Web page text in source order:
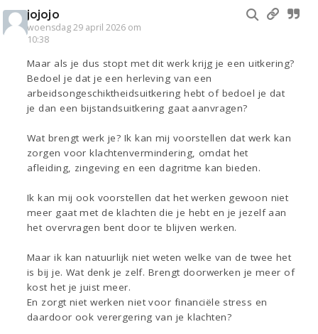
jojojo
woensdag 29 april 2026 om
10:38
Maar als je dus stopt met dit werk krijg je een uitkering?
Bedoel je dat je een herleving van een
arbeidsongeschiktheidsuitkering hebt of bedoel je dat
je dan een bijstandsuitkering gaat aanvragen?
Wat brengt werk je? Ik kan mij voorstellen dat werk kan
zorgen voor klachtenvermindering, omdat het
afleiding, zingeving en een dagritme kan bieden.
Ik kan mij ook voorstellen dat het werken gewoon niet
meer gaat met de klachten die je hebt en je jezelf aan
het overvragen bent door te blijven werken.
Maar ik kan natuurlijk niet weten welke van de twee het
is bij je. Wat denk je zelf. Brengt doorwerken je meer of
kost het je juist meer.
En zorgt niet werken niet voor financiële stress en
daardoor ook verergering van je klachten?